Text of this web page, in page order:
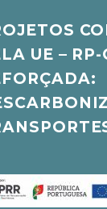
UE –